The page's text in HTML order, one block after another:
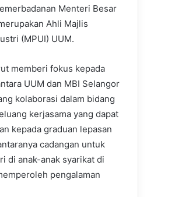
Menteri Besar
Ahli Majlis
(MPUI) UUM.
memberi fokus kepada
UUM dan MBI Selangor
kolaborasi dalam bidang
kerjasama yang dapat
kepada graduan lepasan
cadangan untuk
di anak-anak syarikat di
pengalaman